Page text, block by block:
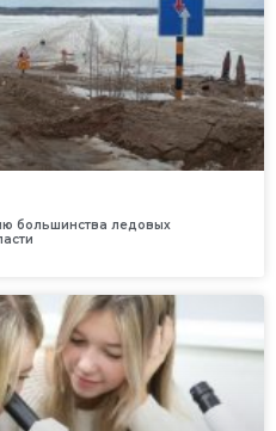
большинства ледовых